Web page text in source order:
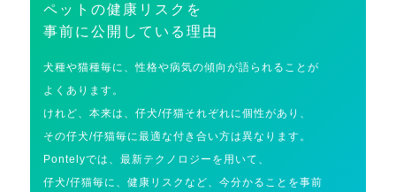
ペットの健康リスクを
事前に公開している理由
犬種や猫種毎に、性格や病気の傾向が語られることが
よくあります。
けれど、本来は、仔犬/仔猫それぞれに個性があり、
その仔犬/仔猫毎に最適な付き合い方は異なります。
Pontelyでは、最新テクノロジーを用いて、
仔犬/仔猫毎に、健康リスクなど、今分かることを事前